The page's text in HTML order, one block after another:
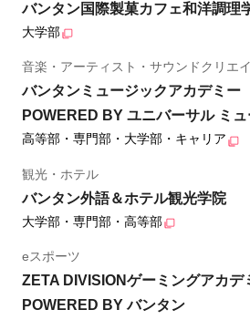
バンタン国際製菓カフェ和洋調理
大学部
音楽・アーティスト・サウンドクリエ
バンタンミュージックアカデミー
POWERED BY ユニバーサル ミュ
高等部・専門部・大学部・キャリア
観光・ホテル
バンタン外語＆ホテル観光学院
大学部・専門部・高等部
eスポーツ
ZETA DIVISIONゲーミングアカデ
POWERED BY バンタン